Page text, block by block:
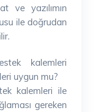
ve yazılımın
ile doğrudan
kalemleri
uygun mu?
kalemleri ile
gereken